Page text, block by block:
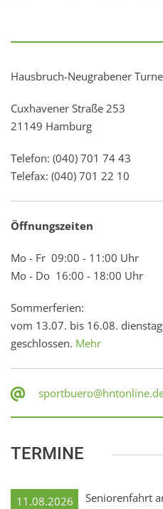
Hausbruch-Neugrabener
Cuxhavener Straße 253
21149 Hamburg
Telefon: (040) 701 74 43
Telefax: (040) 701 22 10
Öffnungszeiten
Mo - Fr 09:00 - 11:00 Uhr
Mo - Do 16:00 - 18:00 Uhr
Sommerferien:
vom 13.07. bis 16.08.
geschlossen. Mehr
TERMINE
11.08.2026 Seniorenfahrt